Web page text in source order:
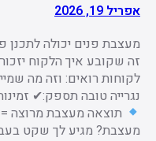
אפריל 19, 2026
מעצבת פנים יכולה
זה שקובע איך הלקוח
לקוחות רואים: וזה מה
נגרייה טובה תספק:✔
תוצאה מעצבת מרוצה
מעצבת? מגיע לך שקט